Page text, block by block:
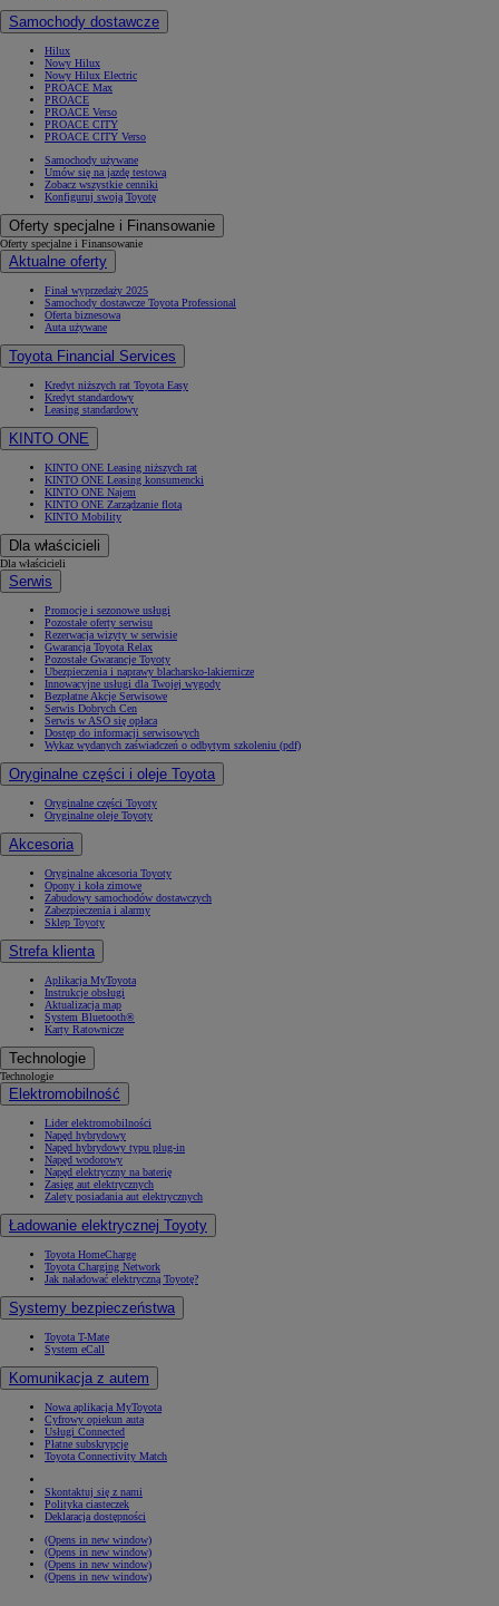
Samochody dostawcze
Hilux
Nowy Hilux
Nowy Hilux Electric
PROACE Max
PROACE
PROACE Verso
PROACE CITY
PROACE CITY Verso
Samochody używane
Umów się na jazdę testową
Zobacz wszystkie cenniki
Konfiguruj swoją Toyotę
Oferty specjalne i Finansowanie
Oferty specjalne i Finansowanie
Aktualne oferty
Finał wyprzedaży 2025
Samochody dostawcze Toyota Professional
Oferta biznesowa
Auta używane
Toyota Financial Services
Kredyt niższych rat Toyota Easy
Kredyt standardowy
Leasing standardowy
KINTO ONE
KINTO ONE Leasing niższych rat
KINTO ONE Leasing konsumencki
KINTO ONE Najem
KINTO ONE Zarządzanie flotą
KINTO Mobility
Dla właścicieli
Dla właścicieli
Serwis
Promocje i sezonowe usługi
Pozostałe oferty serwisu
Rezerwacja wizyty w serwisie
Gwarancja Toyota Relax
Pozostałe Gwarancje Toyoty
Ubezpieczenia i naprawy blacharsko-lakiernicze
Innowacyjne usługi dla Twojej wygody
Bezpłatne Akcje Serwisowe
Serwis Dobrych Cen
Serwis w ASO się opłaca
Dostęp do informacji serwisowych
Wykaz wydanych zaświadczeń o odbytym szkoleniu (pdf)
Oryginalne części i oleje Toyota
Oryginalne części Toyoty
Oryginalne oleje Toyoty
Akcesoria
Oryginalne akcesoria Toyoty
Opony i koła zimowe
Zabudowy samochodów dostawczych
Zabezpieczenia i alarmy
Sklep Toyoty
Strefa klienta
Aplikacja MyToyota
Instrukcje obsługi
Aktualizacja map
System Bluetooth®
Karty Ratownicze
Technologie
Technologie
Elektromobilność
Lider elektromobilności
Napęd hybrydowy
Napęd hybrydowy typu plug-in
Napęd wodorowy
Napęd elektryczny na baterię
Zasięg aut elektrycznych
Zalety posiadania aut elektrycznych
Ładowanie elektrycznej Toyoty
Toyota HomeCharge
Toyota Charging Network
Jak naładować elektryczną Toyotę?
Systemy bezpieczeństwa
Toyota T-Mate
System eCall
Komunikacja z autem
Nowa aplikacja MyToyota
Cyfrowy opiekun auta
Usługi Connected
Płatne subskrypcje
Toyota Connectivity Match
Skontaktuj się z nami
Polityka ciasteczek
Deklaracja dostępności
(Opens in new window)
(Opens in new window)
(Opens in new window)
(Opens in new window)